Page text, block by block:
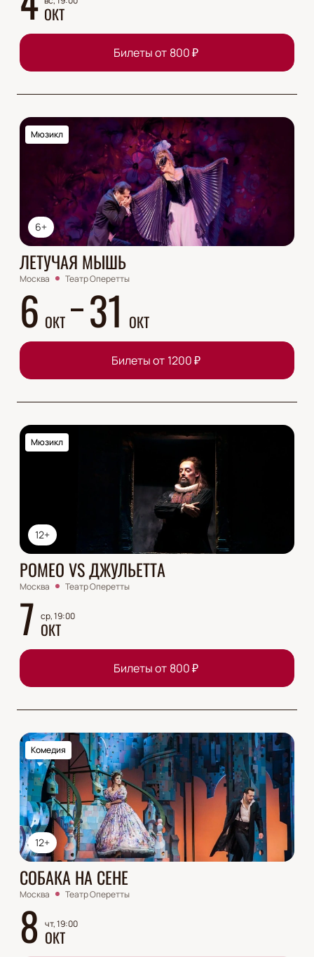
ОКТ
Билеты от 800₽
6+
Мюзикл
ЛЕТУЧАЯ МЫШЬ
Москва Театр Оперетты
6 ОКТ 31 ОКТ
Билеты от 1200₽
12+
Мюзикл
РОМЕО VS ДЖУЛЬЕТТА
Москва Театр Оперетты
7 ср, 19:00
ОКТ
Билеты от 800₽
12+
Комедия
СОБАКА НА СЕНЕ
Москва Театр Оперетты
8 чт, 19:00
ОКТ